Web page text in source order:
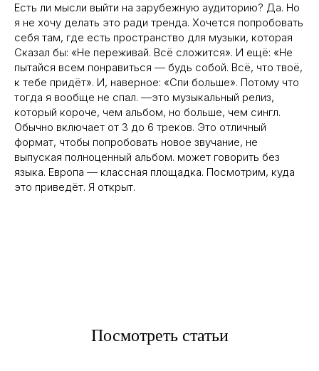
Есть ли мысли выйти на зарубежную аудиторию? Да. Но
я не хочу делать это ради тренда. Хочется попробовать
себя там, где есть пространство для музыки, которая
Сказал бы: «Не переживай. Всё сложится». И ещё: «Не
пытайся всем понравиться — будь собой. Всё, что твоё,
к тебе придёт». И, наверное: «Спи больше». Потому что
тогда я вообще не спал. —это музыкальный релиз,
который короче, чем альбом, но больше, чем сингл.
Обычно включает от 3 до 6 треков. Это отличный
формат, чтобы попробовать новое звучание, не
выпуская полноценный альбом. может говорить без
языка. Европа — классная площадка. Посмотрим, куда
это приведёт. Я открыт.
Посмотреть статьи